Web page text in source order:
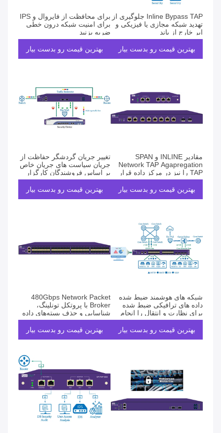
Inline Bypass TAP جلوگیری از
تهدید شبکه مجازی یا فیزیکی و
ابر خارج از باند
بهترین قیمت رو بدست بیار
برای محافظت از فایروال و IPS
برای امنیت شبکه درون خطی
ضربه بزنید
بهترین قیمت رو بدست بیار
مقادیر INLINE و SPAN
Network TAP Agapregation
TAP را نیز در مرکز داده قرار
می دهد
بهترین قیمت رو بدست بیار
تغییر جریان گردشگر حفاظت از
جریان سیاست های جریان خاص
بر اساس فروشندگان کارگزار
بسته های شبکه
بهترین قیمت رو بدست بیار
شبکه های هوشمند ضبط شده
داده های ترافیکی ضبط شده
برای نظارت و انتقال را انجام
می دهند
بهترین قیمت رو بدست بیار
480Gbps Network Packet
Broker با پروتکل تونلینگ،
شناسایی و حذف بسته‌های داده
تکراری برای راه‌حل‌های TAP و
NPB شبکهبهترین قیمت رو بدست بیار